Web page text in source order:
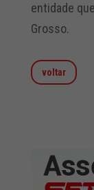
entidade
Grosso.
voltar